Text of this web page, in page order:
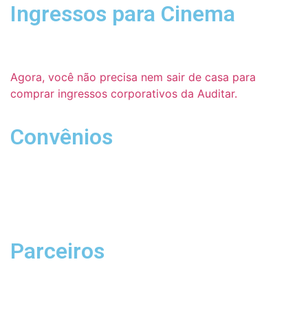
Ingressos para Cinema
Agora, você não precisa nem sair de casa para
comprar ingressos corporativos da Auditar.
Convênios
Parceiros